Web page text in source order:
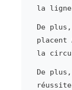
la ligne
De
placent
la
De
réussite